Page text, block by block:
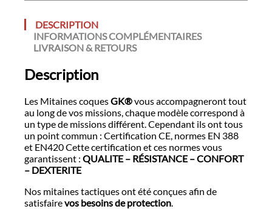
DESCRIPTION
INFORMATIONS COMPLÉMENTAIRES
LIVRAISON & RETOURS
Description
Les Mitaines coquesGK®vous accompagneront tout
au long de vos missions, chaque modèle correspond à
un type de missions différent. Cependant ils ont tous
un point commun : Certification CE, normes EN 388
et EN420 Cette certification et ces normes vous
garantissent : QUALITE – RÉSISTANCE – CONFORT
– DEXTERITE
Nos mitaines tactiques ont été conçues afin de
satisfairevos besoins de protection.